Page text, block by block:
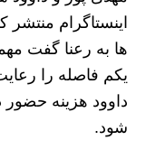
اینستاگرام منتشر
ها به رعنا گفت
یکم فاصله را
داوود هزینه
شود.